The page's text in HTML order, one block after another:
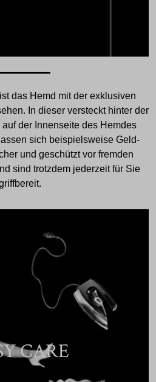
das Hemd mit der exklusiven
In dieser versteckt hinter der
der Innenseite des Hemdes
sich beispielsweise Geld-
und geschützt vor fremden
sind trotzdem jederzeit für Sie
CARE